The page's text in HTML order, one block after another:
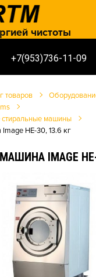
+7(953)736-11-09
чистоты
товаров
машины
HE-30, 13.6 кг
IMAGE